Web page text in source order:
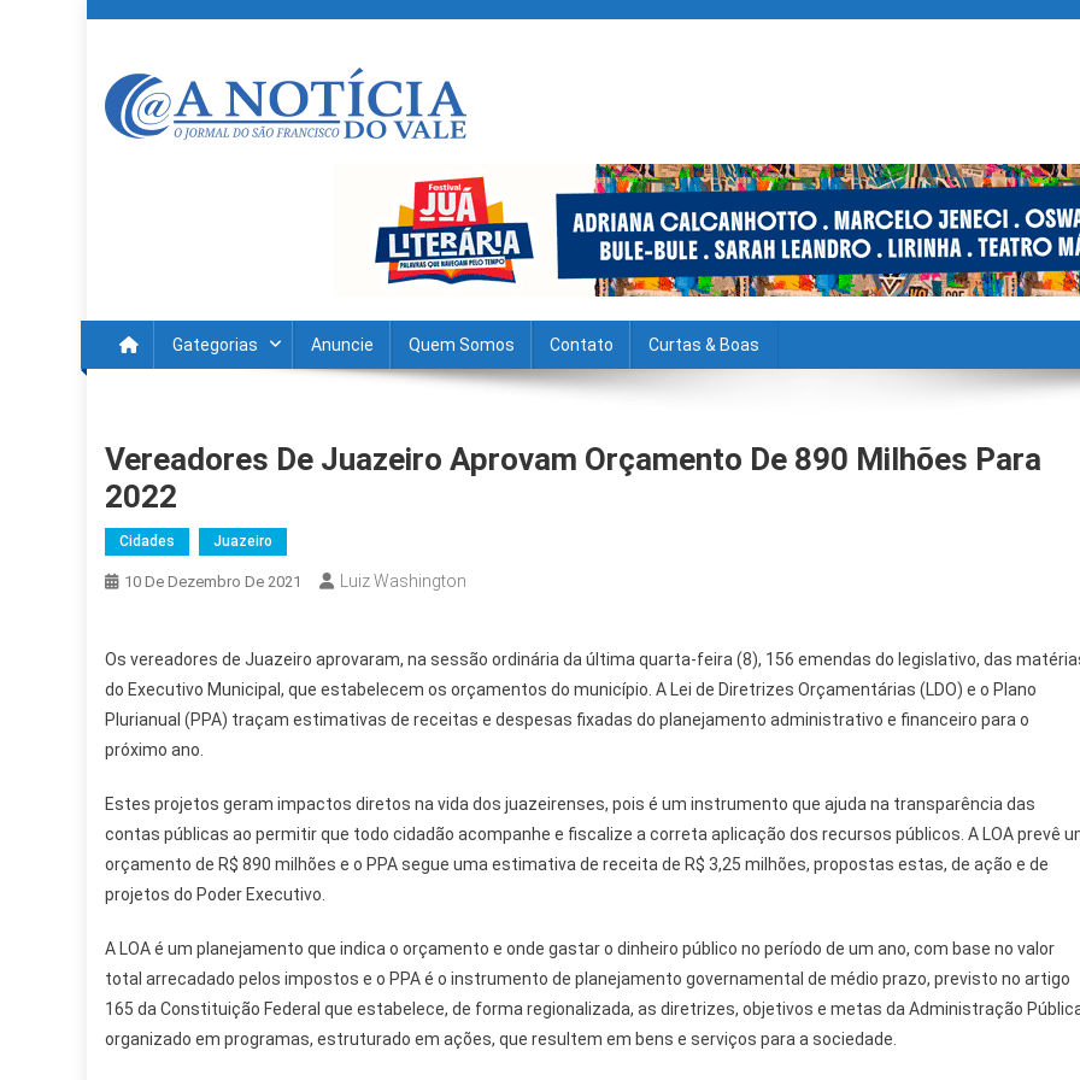
content
Gategorias Anuncie Quem Somos Contato Curtas & Boas
Vereadores De Juazeiro Aprovam Orçamento De 890 Milhões Para
2022
Cidades Juazeiro
10 De Dezembro De 2021 Luiz Washington
Os vereadores de Juazeiro aprovaram, na sessão ordinária da última quarta-feira (8), 156 emendas do legislativo, das
do Executivo Municipal, que estabelecem os orçamentos do município. A Lei de Diretrizes Orçamentárias (LDO) e o Plano
Plurianual (PPA) traçam estimativas de receitas e despesas fixadas do planejamento administrativo e financeiro para o
próximo ano.
Estes projetos geram impactos diretos na vida dos juazeirenses, pois é um instrumento que ajuda na transparência das
contas públicas ao permitir que todo cidadão acompanhe e fiscalize a correta aplicação dos recursos públicos. A LOA prevê
orçamento de R$ 890 milhões e o PPA segue uma estimativa de receita de R$ 3,25 milhões, propostas estas, de ação e de
projetos do Poder Executivo.
A LOA é um planejamento que indica o orçamento e onde gastar o dinheiro público no período de um ano, com base no valor
total arrecadado pelos impostos e o PPA é o instrumento de planejamento governamental de médio prazo, previsto no artigo
165 da Constituição Federal que estabelece, de forma regionalizada, as diretrizes, objetivos e metas da Administração
organizado em programas, estruturado em ações, que resultem em bens e serviços para a sociedade.